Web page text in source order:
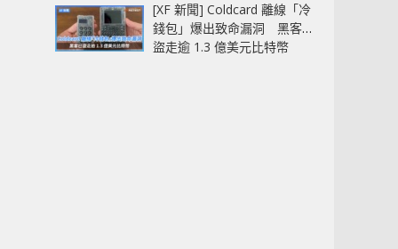
[XF 新聞] Coldcard 離線「冷
錢包」爆出致命漏洞 黑客已
盜走逾 1.3 億美元比特幣